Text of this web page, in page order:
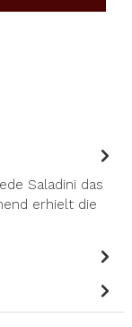
Saladini das
erhielt die